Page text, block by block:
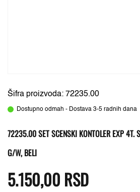
Šifra proizvoda: 72235.00
Dostupno odmah - Dostava 3-5 radnih dana
72235.00 SET SCENSKI KONTOLER EXP 4T.
G/W, BELI
5.150,00 RSD